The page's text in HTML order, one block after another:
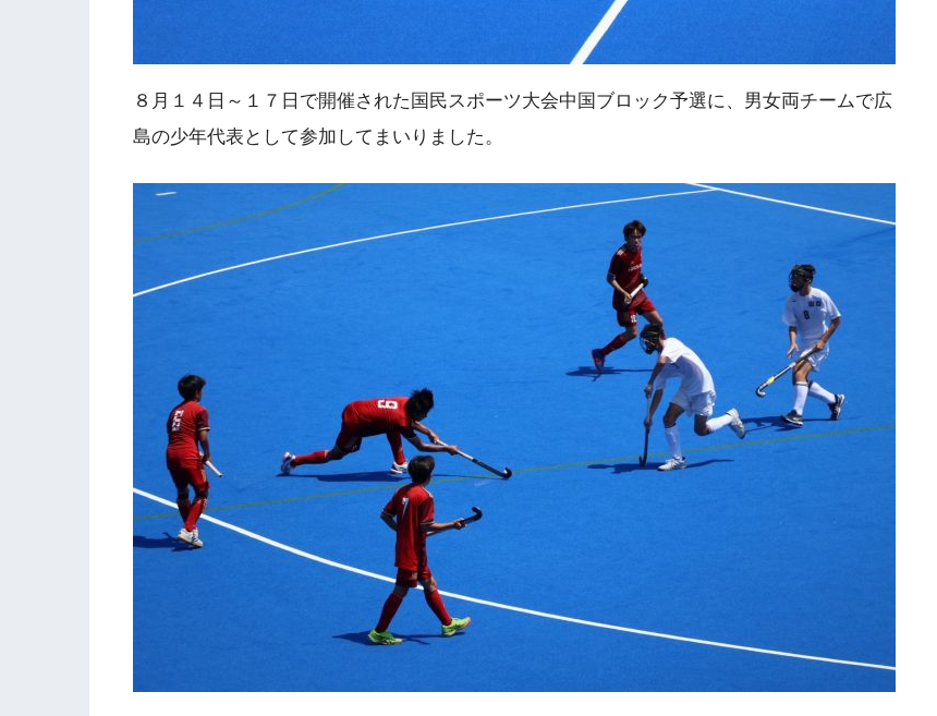
８月１４日～１７日で開催された国民スポーツ大会中国ブロック予選に、男女両チームで広
島の少年代表として参加してまいりました。